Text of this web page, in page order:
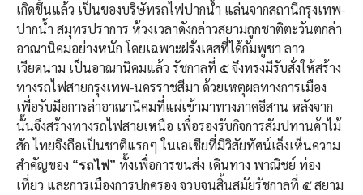
เกิดขึ้นแล้ว เป็นของบริษัทรถไฟปากน้ำ แล่นจากสถานีกรุงเทพ-
ปากน้ำ สมุทรปราการ ห้วงเวลาดังกล่าวสยามถูกชาติตะวันตกล่า
อาณานิคมอย่างหนัก โดยเฉพาะฝรั่งเศสที่ได้กัมพูชา ลาว
เวียดนาม เป็นอาณานิคมแล้ว รัชกาลที่ ๕ จึงทรงมีรับสั่งให้สร้าง
ทางรถไฟสายกรุงเทพ-นครราชสีมา ด้วยเหตุผลทางการเมือง
เพื่อรับมือการล่าอาณานิคมที่แผ่เข้ามาทางภาคอีสาน หลังจาก
นั้นจึงสร้างทางรถไฟสายเหนือ เพื่อรองรับกิจการสัมปทานค้าไม้
สัก ไทยจึงถือเป็นชาติแรกๆ ในเอเชียที่มีวิสัยทัศน์เล็งเห็นความ
สำคัญของ “รถไฟ” ทั้งเพื่อการขนส่ง เดินทาง พาณิชย์ ท่อง
เที่ยว และการเมืองการปกครอง จวบจนสิ้นสมัยรัชกาลที่ ๕ สยาม